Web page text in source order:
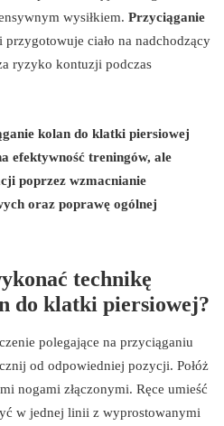
wysiłkiem. Przyciąganie
i przygotowuje ciało na nadchodzący
ryzyko kontuzji podczas
kolan do klatki piersiowej
efektywność treningów, ale
poprzez wzmacnianie
oraz poprawę ogólnej
technikę
do klatki piersiowej?
polegające na przyciąganiu
od odpowiedniej pozycji. Połóż
nogami złączonymi. Ręce umieść
w jednej linii z wyprostowanymi